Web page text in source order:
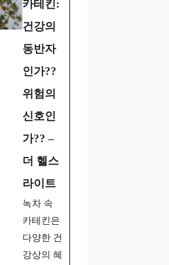
카테킨:
건강의
동반자
인가??
위험의
신호인
가?? –
더 헬스
라이트
녹차 속
카테킨은
다양한 건
강상의 혜